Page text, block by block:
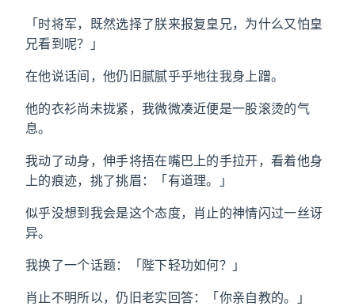
「时将军，既然选择了朕来报复皇兄，为什么又怕皇
兄看到呢？」
在他说话间，他仍旧腻腻乎乎地往我身上蹭。
他的衣衫尚未拢紧，我微微凑近便是一股滚烫的气
息。
我动了动身，伸手将捂在嘴巴上的手拉开，看着他身
上的痕迹，挑了挑眉：「有道理。」
似乎没想到我会是这个态度，肖止的神情闪过一丝讶
异。
我换了一个话题：「陛下轻功如何？」
肖止不明所以，仍旧老实回答：「你亲自教的。」